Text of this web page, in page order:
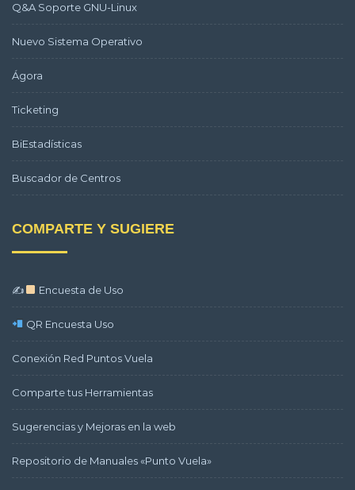
Q&A Soporte GNU-Linux
Nuevo Sistema Operativo
Ágora
Ticketing
BiEstadísticas
Buscador de Centros
COMPARTE Y SUGIERE
✍ Encuesta de Uso
QR Encuesta Uso
Conexión Red Puntos Vuela
Comparte tus Herramientas
Sugerencias y Mejoras en la web
Repositorio de Manuales «Punto Vuela»